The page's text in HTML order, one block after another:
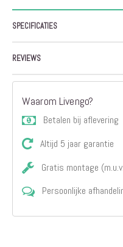
SPECIFICATIES
REVIEWS
Waarom Livengo?
Betalen bij aflevering
Altijd 5 jaar garantie
Gratis montage
Persoonlijke